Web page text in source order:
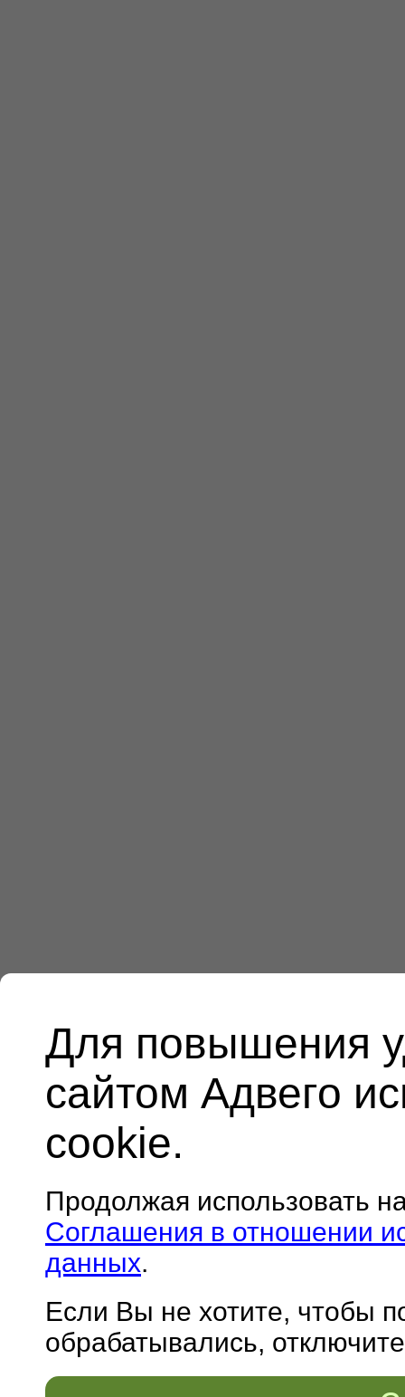
Для повышения
сайтом Адвего
cookie.
Продолжая использовать
Соглашения в отношении
данных.
Если Вы не хотите, чтобы
обрабатывались,